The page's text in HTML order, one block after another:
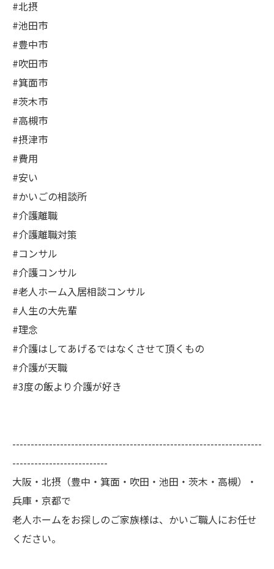
#北摂
#池田市
#豊中市
#吹田市
#箕面市
#茨木市
#高槻市
#摂津市
#費用
#安い
#かいごの相談所
#介護離職
#介護離職対策
#コンサル
#介護コンサル
#老人ホーム入居相談コンサル
#人生の大先輩
#理念
#介護はしてあげるではなくさせて頂くもの
#介護が天職
#3度の飯より介護が好き
--------------------------------------------------------------------
--------------------------
大阪・北摂（豊中・箕面・吹田・池田・茨木・高槻）・
兵庫・京都で
老人ホームをお探しのご家族様は、かいご職人にお任せ
ください。